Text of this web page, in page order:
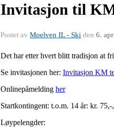
Invitasjon til
Postet av Moelven IL - Ski den 6.
Det har etter hvert blitt tradisjon at
Se invitasjonen her: Invitasjon KM
Onlinepåmelding her
Startkontingent: t.o.m. 14 år: kr.
Løypelengder: